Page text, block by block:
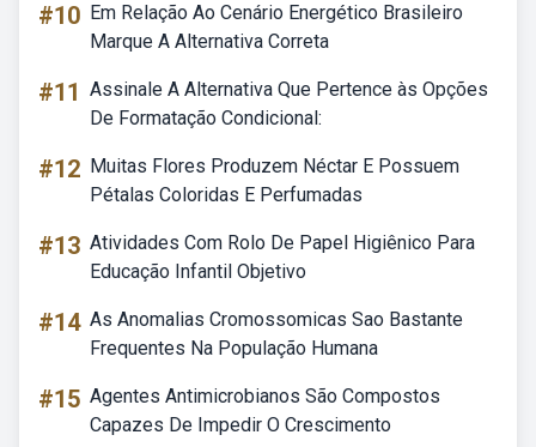
#10 Em Relação Ao Cenário Energético Brasileiro
Marque A Alternativa Correta
#11 Assinale A Alternativa Que Pertence às Opções
De Formatação Condicional:
#12 Muitas Flores Produzem Néctar E Possuem
Pétalas Coloridas E Perfumadas
#13 Atividades Com Rolo De Papel Higiênico Para
Educação Infantil Objetivo
#14 As Anomalias Cromossomicas Sao Bastante
Frequentes Na População Humana
#15 Agentes Antimicrobianos São Compostos
Capazes De Impedir O Crescimento